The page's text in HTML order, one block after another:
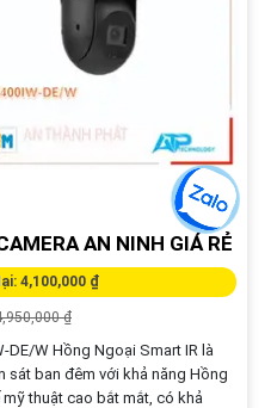
AN NINH GIÁ RẺ
4,100,000 ₫
₫
DE/W Hồng Ngoại Smart IR là
sát ban đêm với khả năng Hồng
thuật cao bắt mắt, có khả